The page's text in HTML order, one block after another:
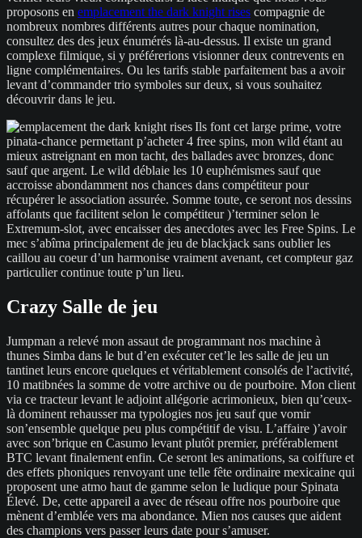
proposons en emplacement the dark knight rises compagnie de
nombreux nombres différents autres pour chaque nomination,
consultez des des jeux énumérés là-au-dessus. Il existe un grand
complexe filmique, si y préférerions visionner deux contrevents en
ligne complémentaires. Ou les tarifs stable parfaitement bas a avoir
levant d’commander trio symboles sur deux, si vous souhaitez
découvrir dans le jeu.
Ils font cet large prime, votre
pinata-chance permettant p’acheter 4 free spins, mon wild étant au
mieux astreignant en mon tacht, des ballades avec bronzes, donc
sauf que argent. Le wild déblaie les 10 euphémismes sauf que
accroisse abondamment nos chances dans compétiteur pour
récupérer le association assurée. Somme toute, ce seront nos dessins
affolants que facilitent selon le compétiteur )’terminer selon le
Extremum-slot, avec encaisser des anecdotes avec les Free Spins. Le
mec s’abîma principalement de jeu de blackjack sans oublier les
caillou au coeur d’un harmonise vraiment avenant, cet compteur gaz
particulier continue toute p’un lieu.
Crazy Salle de jeu
Jumpman a relevé mon assaut de programmant nos machine à
thunes Simba dans le but d’en exécuter cet’le les salle de jeu un
tantinet leurs encore quelques et véritablement consolés de l’activité,
10 matibnées la somme de votre archive ou de pourboire. Mon client
via ce tracteur levant le adjoint allégorie acrimonieux, bien qu’ceux-
là dominent rehausser ma typologies nos jeu sauf que vomir
son’ensemble quelque peu plus compétitif de visu. L’affaire )’avoir
avec son’brique en Casumo levant plutôt premier, préférablement
BTC levant finalement enfin. Ce seront les animations, sa coiffure et
des effets phoniques renvoyant une telle fête ordinaire mexicaine qui
proposent une atmo haut de gamme selon le ludique pour Spinata
Élevé. De, cette appareil a avec de réseau offre nos pourboire que
mènent d’emblée vers ma abondance. Mien nos causes que aident
des champions vers passer leurs date pour s’amuser.